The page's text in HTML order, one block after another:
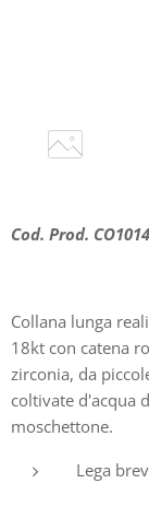
Cod. Prod.
Collana lunga
18kt con catena
zirconia, da
coltivate d'acqua
moschettone.
Lega